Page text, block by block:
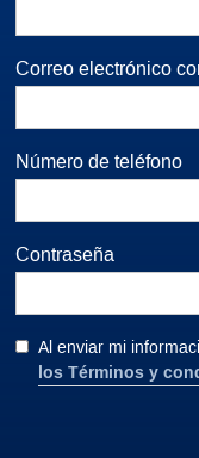
Correo electrónico
Número de teléfono
Contraseña
Al enviar mi
los Términos y